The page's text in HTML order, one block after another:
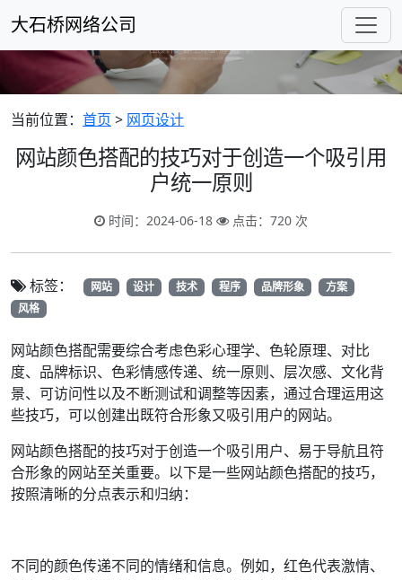
大石桥网络公司
当前位置： 首页 > 网页设计
网站颜色搭配的技巧对于创造一个吸引用
户统一原则
时间：2024-06-18 点击：720 次
标签： 网站 设计 技术 程序 品牌形象
方案
风格
网站颜色搭配需要综合考虑色彩心理学、色轮原理、对比
度、品牌标识、色彩情感传递、统一原则、层次感、文化背
景、可访问性以及不断测试和调整等因素，通过合理运用这
些技巧，可以创建出既符合形象又吸引用户的网站。
网站颜色搭配的技巧对于创造一个吸引用户、易于导航且符
合形象的网站至关重要。以下是一些网站颜色搭配的技巧，
按照清晰的分点表示和归纳：
不同的颜色传递不同的情绪和信息。例如，红色代表激情、